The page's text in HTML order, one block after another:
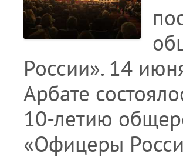
России». 14
Арбате
10-летию
«Офицеры